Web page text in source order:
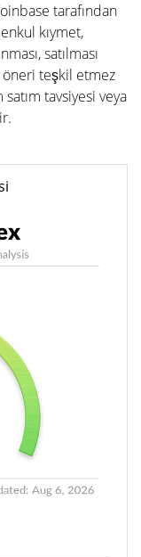
tarafından
kıymet,
satılması
teşkil etmez
satım tavsiyesi veya